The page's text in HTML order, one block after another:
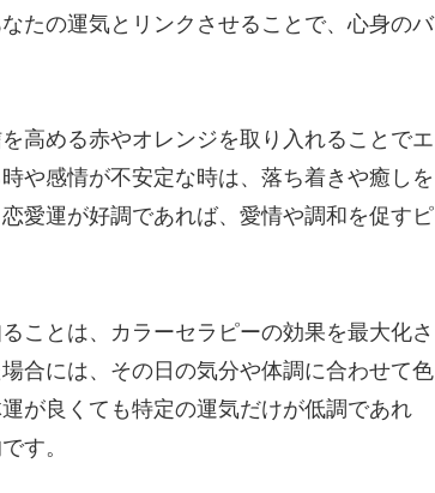
たの運気とリンクさせることで、心身のバ
高める赤やオレンジを取り入れることでエ
や感情が不安定な時は、落ち着きや癒しを
愛運が好調であれば、愛情や調和を促すピ
ことは、カラーセラピーの効果を最大化さ
合には、その日の気分や体調に合わせて色
が良くても特定の運気だけが低調であれ
す。